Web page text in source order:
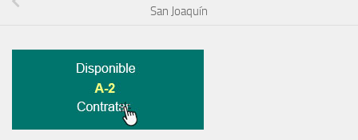
San Joaquín